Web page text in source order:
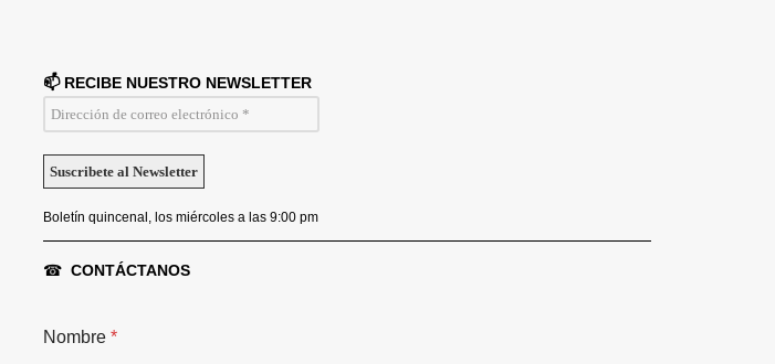
📫 RECIBE NUESTRO NEWSLETTER
Boletín quincenal, los miércoles a las 9:00 pm
☎ CONTÁCTANOS
Nombre *